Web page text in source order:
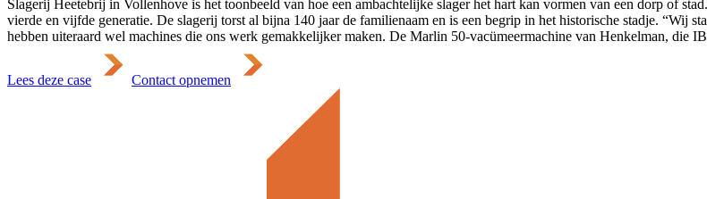
Slagerij Heetebrij in Vollenhove is het toonbeeld van hoe een ambachtelijke slager het hart kan vormen van een dorp of
vierde en vijfde generatie. De slagerij torst al bijna 140 jaar de familienaam en is een begrip in het historische stadje. “Wij
hebben uiteraard wel machines die ons werk gemakkelijker maken. De Marlin 50-vacümeermachine van Henkelman, die
Lees deze case Contact opnemen